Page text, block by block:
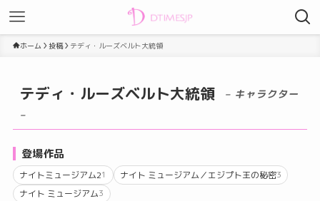
ホーム 投稿 テディ・ルーズベルト大統領
テディ・ルーズベルト大統領
– キャラクター
–
登場作品
ナイトミュージアム21 ナイト ミュージアム／エジプト王の秘密3
ナイト ミュージアム3